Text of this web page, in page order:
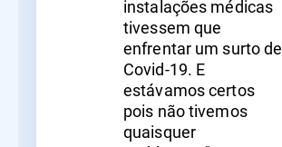
instalações médicas
tivessem que
enfrentar um surto de
Covid-19. E
estávamos certos
pois não tivemos
quaisquer